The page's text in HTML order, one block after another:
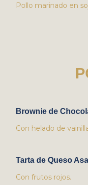
Pollo marinado en
Brownie de
Con helado de
Tarta de Queso
Con frutos rojos.